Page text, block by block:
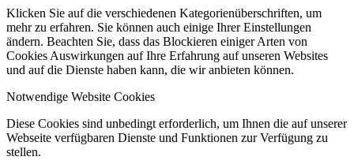
Klicken Sie auf die verschiedenen Kategorienüberschriften, um
mehr zu erfahren. Sie können auch einige Ihrer Einstellungen
ändern. Beachten Sie, dass das Blockieren einiger Arten von
Cookies Auswirkungen auf Ihre Erfahrung auf unseren Websites
und auf die Dienste haben kann, die wir anbieten können.
Notwendige Website Cookies
Diese Cookies sind unbedingt erforderlich, um Ihnen die auf unserer
Webseite verfügbaren Dienste und Funktionen zur Verfügung zu
stellen.